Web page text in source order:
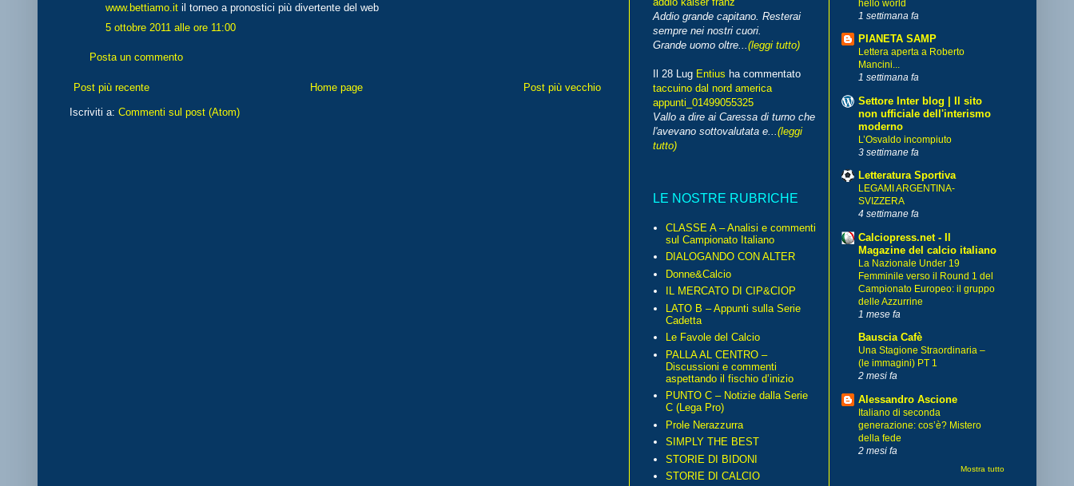
www.bettiamo.it il torneo a pronostici più divertente del web
5 ottobre 2011 alle ore 11:00
Posta un commento
Post più recente Post più vecchio
Home page
Iscriviti a: Commenti sul post (Atom)
Addio grande capitano. Resterai
sempre nei nostri cuori.
Grande uomo oltre...(leggi tutto)
Il 28 Lug Entius ha commentato
taccuino dal nord america
appunti_01499055325
Vallo a dire ai Caressa di turno che
l'avevano sottovalutata e...(leggi
tutto)
LE NOSTRE RUBRICHE
CLASSE A – Analisi e commenti
sul Campionato Italiano
DIALOGANDO CON ALTER
Donne&Calcio
IL MERCATO DI CIP&CIOP
LATO B – Appunti sulla Serie
Cadetta
Le Favole del Calcio
PALLA AL CENTRO –
Discussioni e commenti
aspettando il fischio d’inizio
PUNTO C – Notizie dalla Serie
C (Lega Pro)
Prole Nerazzurra
SIMPLY THE BEST
STORIE DI BIDONI
STORIE DI CALCIO
hello world
1 settimana fa
PIANETA SAMP
Lettera aperta a Roberto
Mancini...
1 settimana fa
Settore Inter blog | Il sito
non ufficiale dell'interismo
moderno
L’Osvaldo incompiuto
3 settimane fa
Letteratura Sportiva
LEGAMI ARGENTINA-
SVIZZERA
4 settimane fa
Calciopress.net - Il
Magazine del calcio italiano
La Nazionale Under 19
Femminile verso il Round 1 del
Campionato Europeo: il gruppo
delle Azzurrine
1 mese fa
Bauscia Cafè
Una Stagione Straordinaria –
(le immagini) PT 1
2 mesi fa
Alessandro Ascione
Italiano di seconda
generazione: cos’è? Mistero
della fede
2 mesi fa
Mostra tutto